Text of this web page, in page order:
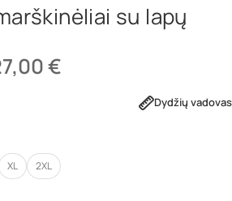
su lapų
€
Dydžių vadovas
XL 2XL